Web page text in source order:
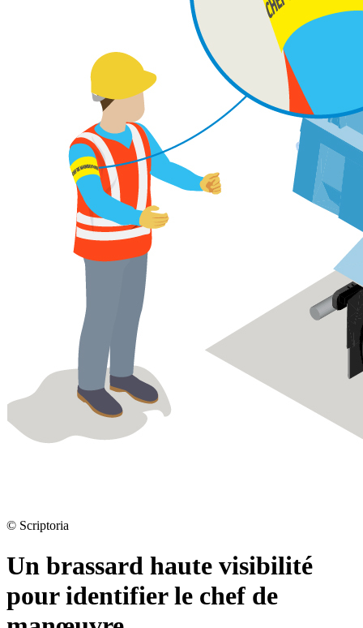
© Scriptoria
Un brassard haute visibilité
pour identifier le chef de